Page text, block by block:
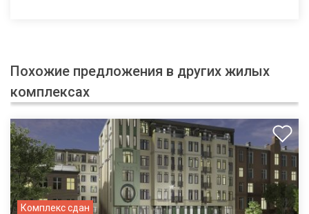
Похожие предложения в других жилых
комплексах
Комплекс сдан